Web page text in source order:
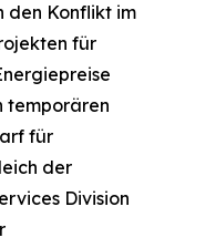
den Konflikt im
für
temporären
für
der
Division